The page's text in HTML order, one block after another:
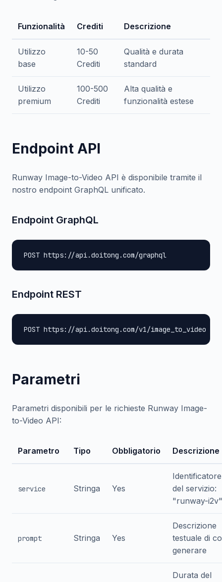
Funzionalità Crediti Descrizione
Utilizzo
base
10-50
Crediti
Qualità e durata
standard
Utilizzo
premium
100-500
Crediti
Alta qualità e
funzionalità estese
Endpoint API
Runway Image-to-Video API è disponibile tramite il
nostro endpoint GraphQL unificato.
Endpoint GraphQL
POST https://api.doitong.com/graphql
Endpoint REST
POST https://api.doitong.com/v1/image_to_video
Parametri
Parametri disponibili per le richieste Runway Image-
to-Video API:
Parametro Tipo Obbligatorio Descrizione
service Stringa Yes
Identificatore
del servizio:
"runway-i2v"
prompt Stringa Yes
Descrizione
testuale di
generare
Durata del